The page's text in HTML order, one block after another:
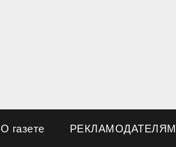
О газете РЕКЛАМОДАТЕЛЯМ